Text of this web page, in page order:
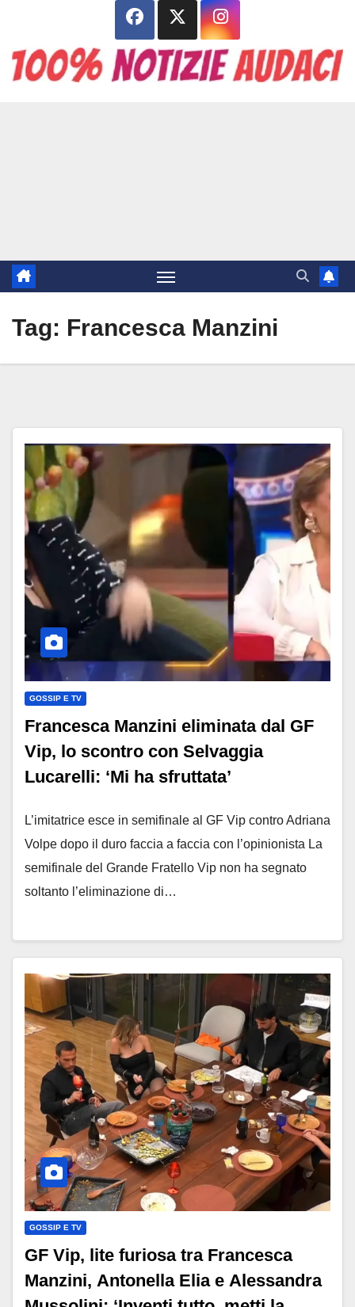
contenuto
Tag: Francesca Manzini
GOSSIP E TV
Francesca Manzini eliminata dal GF
Vip, lo scontro con Selvaggia
Lucarelli: ‘Mi ha sfruttata’
L’imitatrice esce in semifinale al GF Vip contro Adriana
Volpe dopo il duro faccia a faccia con l’opinionista La
semifinale del Grande Fratello Vip non ha segnato
soltanto l’eliminazione di…
GOSSIP E TV
GF Vip, lite furiosa tra Francesca
Manzini, Antonella Elia e Alessandra